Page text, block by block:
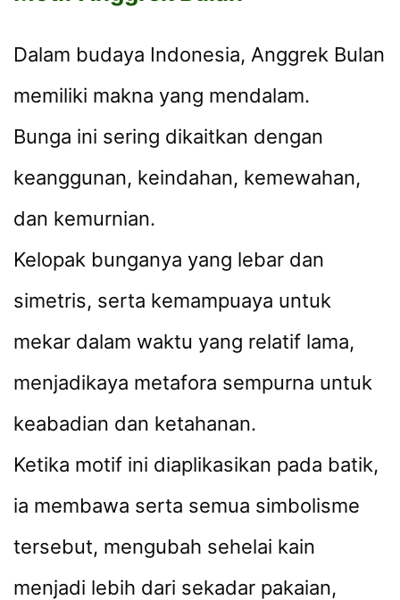
Dalam budaya Indonesia, Anggrek Bulan
memiliki makna yang mendalam.
Bunga ini sering dikaitkan dengan
keanggunan, keindahan, kemewahan,
dan kemurnian.
Kelopak bunganya yang lebar dan
simetris, serta kemampuaya untuk
mekar dalam waktu yang relatif lama,
menjadikaya metafora sempurna untuk
keabadian dan ketahanan.
Ketika motif ini diaplikasikan pada batik,
ia membawa serta semua simbolisme
tersebut, mengubah sehelai kain
menjadi lebih dari sekadar pakaian,